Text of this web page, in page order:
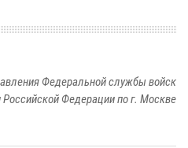
Федеральной службы войск
Российской Федерации по г. Москве